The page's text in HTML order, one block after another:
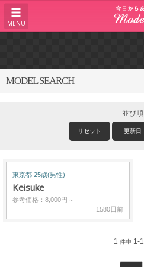
MENU
MODEL SEARCH
並び順
リセット 更新日
東京都 25歳(男性)
Keisuke
参考価格：8,000円～
1580日前
1 件中 1-1